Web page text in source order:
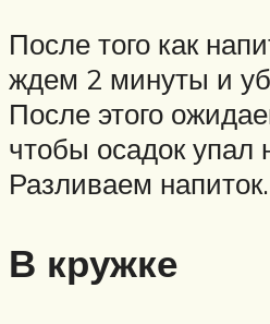
После того как
ждем 2 минуты и
После этого
чтобы осадок упал
Разливаем напиток.
В кружке